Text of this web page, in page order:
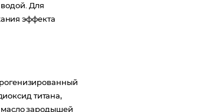
водой. Для
эффекта
титана,
масло зародышей